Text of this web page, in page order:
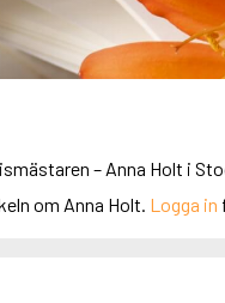
– Anna Holt i
om Anna Holt. Logga in